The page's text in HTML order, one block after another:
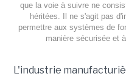
que la voie à suivre ne
héritées. Il ne s'agit pas
permettre aux systèmes de
manière sécurisée et
L'industrie